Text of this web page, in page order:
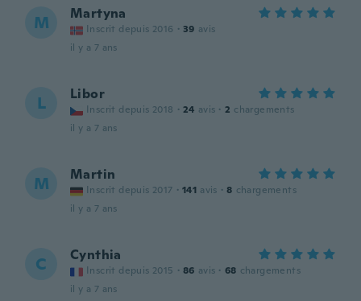
M Martyna
Inscrit depuis 2016 · 39 avis
il y a 7 ans
L Libor
Inscrit depuis 2018 · 24 avis · 2 chargements
il y a 7 ans
M Martin
Inscrit depuis 2017 · 141 avis · 8 chargements
il y a 7 ans
C Cynthia
Inscrit depuis 2015 · 86 avis · 68 chargements
il y a 7 ans